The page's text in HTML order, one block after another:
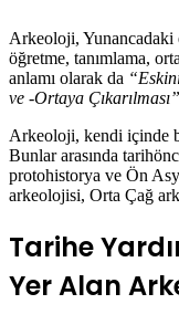
Arkeoloji,
öğretme, tanımlama,
anlamı olarak da
ve -Ortaya Çıkarılması”
Arkeoloji, kendi içinde
Bunlar arasında
protohistorya ve Ön
arkeolojisi, Orta Çağ
Tarihe
Yer Alan